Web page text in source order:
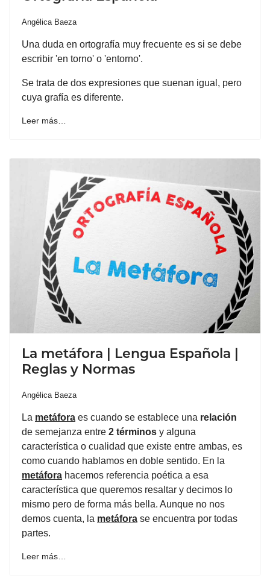
Angélica Baeza
Una duda en ortografía muy frecuente es si se debe
escribir 'en torno' o 'entorno'.
Se trata de dos expresiones que suenan igual, pero
cuya grafía es diferente.
Leer más…
La metáfora | Lengua Española |
Reglas y Normas
Angélica Baeza
La metáfora es cuando se establece una relación
de semejanza entre 2 términos y alguna
característica o cualidad que existe entre ambas, es
como cuando hablamos en doble sentido. En la
metáfora hacemos referencia poética a esa
característica que queremos resaltar y decimos lo
mismo pero de forma más bella. Aunque no nos
demos cuenta, la metáfora se encuentra por todas
partes.
Leer más…